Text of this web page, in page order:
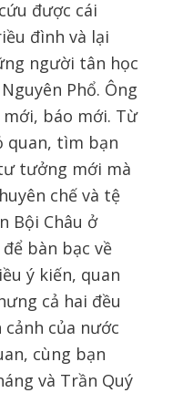
được cái
đình và lại
người tân học
Phổ. Ông
báo mới. Từ
quan, tìm bạn
tưởng mới mà
chế và tệ
Bội Châu ở
bàn bạc về
ý kiến, quan
cả hai đều
của nước
cùng bạn
và Trần Quý